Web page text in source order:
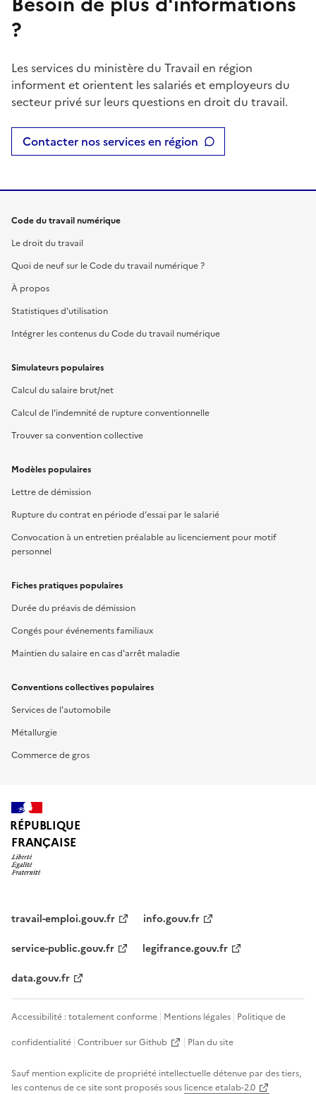
?
Les services du ministère du Travail en région
informent et orientent les salariés et employeurs du
secteur privé sur leurs questions en droit du travail.
Contacter nos services en région
Code du travail numérique
Le droit du travail
Quoi de neuf sur le Code du travail numérique ?
À propos
Statistiques d'utilisation
Intégrer les contenus du Code du travail numérique
Simulateurs populaires
Calcul du salaire brut/net
Calcul de l'indemnité de rupture conventionnelle
Trouver sa convention collective
Modèles populaires
Lettre de démission
Rupture du contrat en période d'essai par le salarié
Convocation à un entretien préalable au licenciement pour motif
personnel
Fiches pratiques populaires
Durée du préavis de démission
Congés pour événements familiaux
Maintien du salaire en cas d'arrêt maladie
Conventions collectives populaires
Services de l'automobile
Métallurgie
Commerce de gros
RÉPUBLIQUE
FRANÇAISE
travail-emploi.gouv.fr
info.gouv.fr
service-public.gouv.fr
legifrance.gouv.fr
data.gouv.fr
Accessibilité : totalement conforme Mentions légales Politique de
confidentialité Contribuer sur Github Plan du site
Sauf mention explicite de propriété intellectuelle détenue par des tiers,
les contenus de ce site sont proposés sous licence etalab-2.0